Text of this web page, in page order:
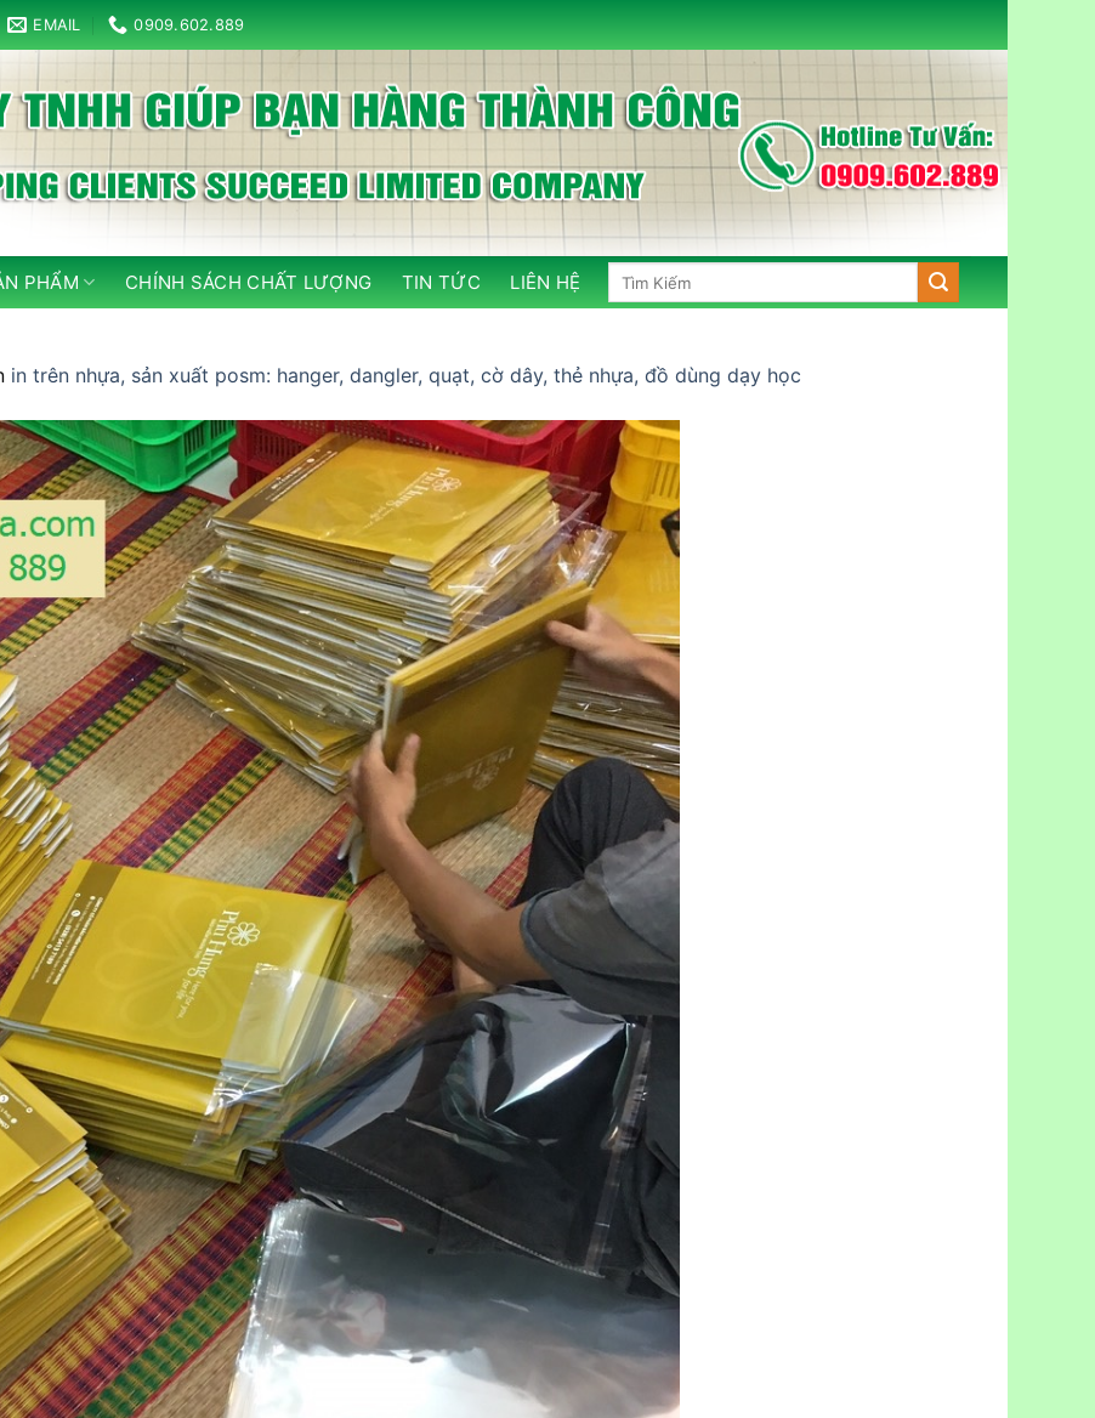
EMAIL 0909.602.889
PHẨM CHÍNH SÁCH CHẤT LƯỢNG TIN TỨC LIÊN HỆ
Tìm
in trên nhựa, sản xuất posm: hanger, dangler, quạt, cờ dây, thẻ nhựa, đồ dùng dạy học